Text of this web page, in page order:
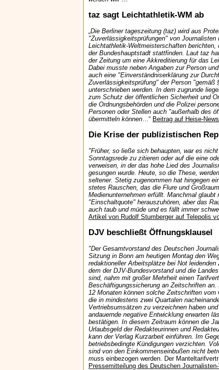
taz sagt Leichtathletik-WM ab
„Die Berliner tageszeitung (taz) wird aus
"Zuverlässigkeitsprüfungen" von
Leichtathletik-Weltmeisterschaften
der Bundeshauptstadt stattfinden. Laut taz
der Zeitung um eine Akkreditierung für das
Dabei musste neben Angaben zur Person
auch eine "Einverständniserklärung zur
Zuverlässigkeitsprüfung" der Person "gemäß
unterschrieben werden. In dem zugrunde
zum Schutz der öffentlichen Sicherheit und
die Ordnungsbehörden und die Polizei
Personen oder Stellen auch "außerhalb des
übermitteln können…“ Beitrag auf Heise-
Die Krise der publizistischen
"Früher, so ließe sich behaupten, war es
Sonntagsrede zu zitieren oder auf die eine
verweisen, in der das hohe Lied des
gesungen wurde. Heute, so die These,
seltener. Stetig zugenommen hat hingegen
stetes Rauschen, das die Flure und
Medienunternehmen erfüllt. Manchmal glaubt
"Einschaltquote" herauszuhören, aber das
auch taub und müde und es fällt immer
Artikel von Rudolf Stumberger auf Telepolis
DJV beschließt Öffnungsklausel
"Der Gesamtvorstand des Deutschen
Sitzung in Bonn am heutigen Montag den
redaktioneller Arbeitsplätze bei Not
dem der DJV-Bundesvorstand und die
sind, nahm mit großer Mehrheit einen
Beschäftigungssicherung an Zeitschriften
12 Monaten können solche Zeitschriften vom
die in mindestens zwei Quartalen
Vertriebsumsätzen zu verzeichnen haben
andauernde negative Entwicklung erwarten
bestätigen. In diesem Zeitraum können die
Urlaubsgeld der Redakteurinnen und
kann der Verlag Kurzarbeit einführen. Im
betriebsbedingte Kündigungen verzichten.
sind von den Einkommenseinbußen nicht
muss einbezogen werden. Der
Pressemitteilung des Deutschen